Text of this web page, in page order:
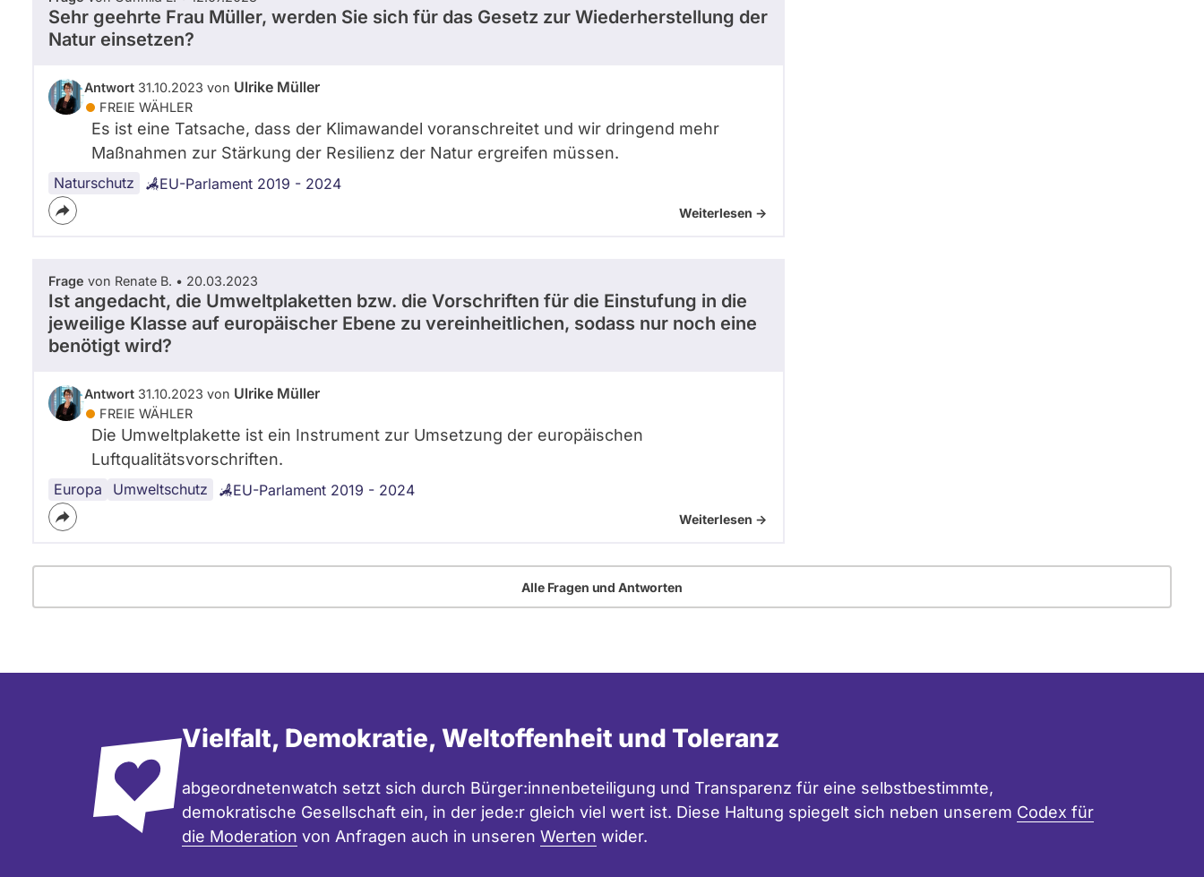
Sehr geehrte Frau Müller, werden Sie sich für das Gesetz zur Wiederherstellung der
Natur einsetzen?
Antwort 31.10.2023 von Ulrike Müller
FREIE WÄHLER
Es ist eine Tatsache, dass der Klimawandel voranschreitet und wir dringend mehr
Maßnahmen zur Stärkung der Resilienz der Natur ergreifen müssen.
Naturschutz EU-Parlament 2019 - 2024
Weiterlesen ->
Frage von Renate B. • 20.03.2023
Ist angedacht, die Umweltplaketten bzw. die Vorschriften für die Einstufung in die
jeweilige Klasse auf europäischer Ebene zu vereinheitlichen, sodass nur noch eine
benötigt wird?
Antwort 31.10.2023 von Ulrike Müller
FREIE WÄHLER
Die Umweltplakette ist ein Instrument zur Umsetzung der europäischen
Luftqualitätsvorschriften.
Europa Umweltschutz EU-Parlament 2019 - 2024
Weiterlesen ->
Alle Fragen und Antworten
Vielfalt, Demokratie, Weltoffenheit und Toleranz
abgeordnetenwatch setzt sich durch Bürger:innenbeteiligung und Transparenz für eine selbstbestimmte,
demokratische Gesellschaft ein, in der jede:r gleich viel wert ist. Diese Haltung spiegelt sich neben unserem Codex für
die Moderation von Anfragen auch in unseren Werten wider.